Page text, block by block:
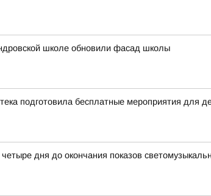
школе обновили фасад школы
подготовила бесплатные мероприятия для
дня до окончания показов